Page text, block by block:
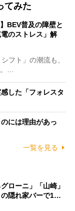
てみた
BEV普及の障壁と
のストレス」解
フト」の潮流も、
…
した「フォレスタ
には理由があっ
一覧を見る
ローニ」「山崎」
の隠れ家バーで1…